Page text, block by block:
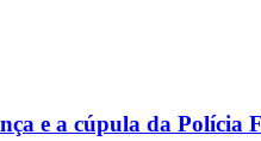
e a cúpula da Polícia